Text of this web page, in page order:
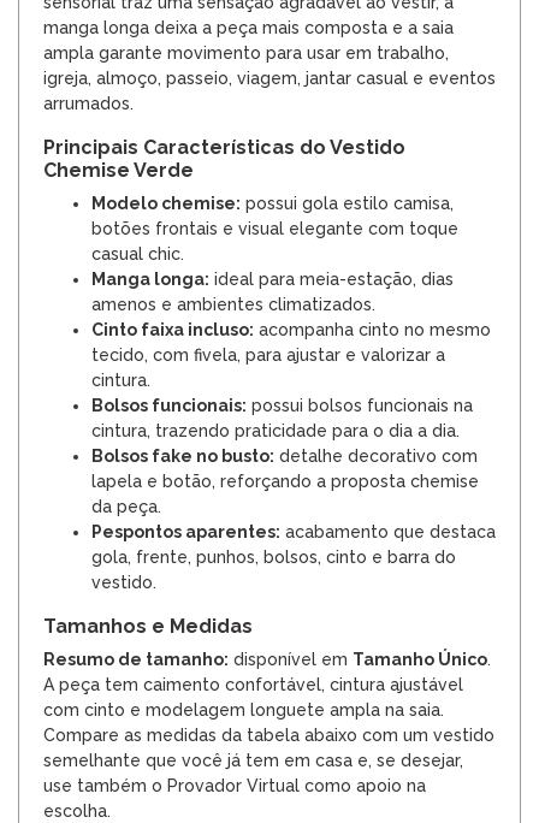
manga longa deixa a peça mais composta e a saia
ampla garante movimento para usar em trabalho,
igreja, almoço, passeio, viagem, jantar casual e eventos
arrumados.
Principais Características do Vestido
Chemise Verde
Modelo chemise: possui gola estilo camisa,
botões frontais e visual elegante com toque
casual chic.
Manga longa: ideal para meia-estação, dias
amenos e ambientes climatizados.
Cinto faixa incluso: acompanha cinto no mesmo
tecido, com fivela, para ajustar e valorizar a
cintura.
Bolsos funcionais: possui bolsos funcionais na
cintura, trazendo praticidade para o dia a dia.
Bolsos fake no busto: detalhe decorativo com
lapela e botão, reforçando a proposta chemise
da peça.
Pespontos aparentes: acabamento que destaca
gola, frente, punhos, bolsos, cinto e barra do
vestido.
Tamanhos e Medidas
Resumo de tamanho: disponível em Tamanho Único.
A peça tem caimento confortável, cintura ajustável
com cinto e modelagem longuete ampla na saia.
Compare as medidas da tabela abaixo com um vestido
semelhante que você já tem em casa e, se desejar,
use também o Provador Virtual como apoio na
escolha.